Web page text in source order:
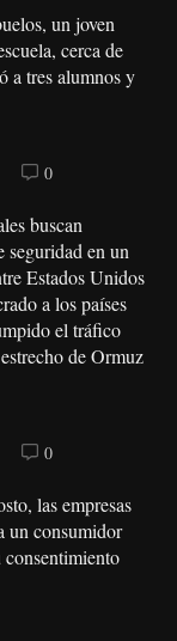
un joven
cerca de
a tres alumnos y
0
buscan
seguridad en un
Estados Unidos
a los países
el tráfico
de Ormuz
0
las empresas
un consumidor